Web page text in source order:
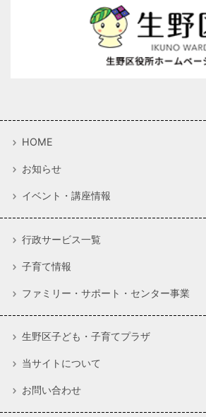
HOME
お知らせ
イベント・講座情報
行政サービス一覧
子育て情報
ファミリー・サポート・センター事業
生野区子ども・子育てプラザ
当サイトについて
お問い合わせ